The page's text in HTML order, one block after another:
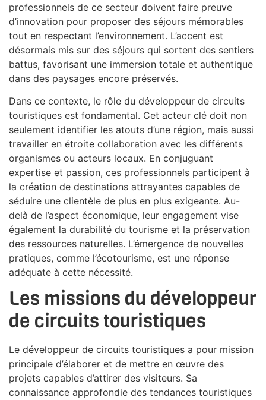
professionnels de ce secteur doivent faire preuve
d’innovation pour proposer des séjours mémorables
tout en respectant l’environnement. L’accent est
désormais mis sur des séjours qui sortent des sentiers
battus, favorisant une immersion totale et authentique
dans des paysages encore préservés.
Dans ce contexte, le rôle du développeur de circuits
touristiques est fondamental. Cet acteur clé doit non
seulement identifier les atouts d’une région, mais aussi
travailler en étroite collaboration avec les différents
organismes ou acteurs locaux. En conjuguant
expertise et passion, ces professionnels participent à
la création de destinations attrayantes capables de
séduire une clientèle de plus en plus exigeante. Au-
delà de l’aspect économique, leur engagement vise
également la durabilité du tourisme et la préservation
des ressources naturelles. L’émergence de nouvelles
pratiques, comme l’écotourisme, est une réponse
adéquate à cette nécessité.
Les missions du développeur
de circuits touristiques
Le développeur de circuits touristiques a pour mission
principale d’élaborer et de mettre en œuvre des
projets capables d’attirer des visiteurs. Sa
connaissance approfondie des tendances touristiques